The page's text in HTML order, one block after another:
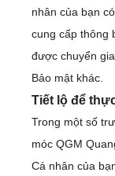
nhân của bạn
cung cấp thông
được chuyển
Bảo mật khác.
Tiết lộ để
Trong một số
móc QGM
Cá nhân của